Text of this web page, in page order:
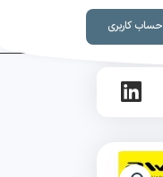
حساب کاربری